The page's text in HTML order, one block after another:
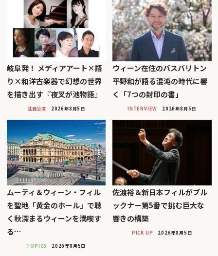
岐阜発！ メディアアート×語
り×和洋古楽器で幻想の世界
を描き出す『夜叉が池物語』
注目公演 2026年8月5日
ウィーン在住のバスバリトン
平野和が語る混沌の時代に響
く「7つの封印の書」
INTERVIEW 2026年8月5日
ムーティ＆ウィーン・フィル
を聖地「黄金のホール」で聴
く秋深まるウィーンを満喫す
る…
TOPICS 2026年8月5日
佐渡裕＆新日本フィルがブル
ックナー第5番で挑む巨大な
響きの構築
PICK UP 2026年8月5日